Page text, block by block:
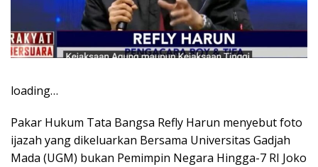
loading…
Pakar Hukum Tata Bangsa Refly Harun menyebut foto
ijazah yang dikeluarkan Bersama Universitas Gadjah
Mada (UGM) bukan Pemimpin Negara Hingga-7 RI Joko